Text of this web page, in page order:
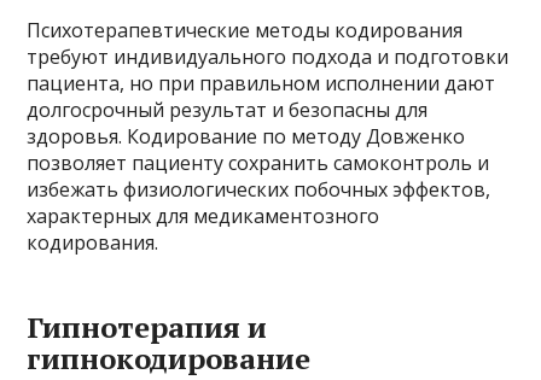
Психотерапевтические методы кодирования
требуют индивидуального подхода и подготовки
пациента, но при правильном исполнении дают
долгосрочный результат и безопасны для
здоровья. Кодирование по методу Довженко
позволяет пациенту сохранить самоконтроль и
избежать физиологических побочных эффектов,
характерных для медикаментозного
кодирования.
Гипнотерапия и
гипнокодирование